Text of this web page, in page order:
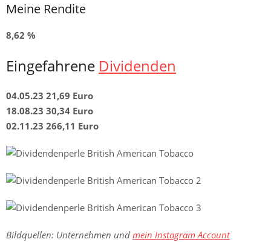
Meine Rendite
8,62 %
Eingefahrene Dividenden
04.05.23 21,69 Euro
18.08.23 30,34 Euro
02.11.23 266,11 Euro
Bildquellen: Unternehmen und mein Instagram Account